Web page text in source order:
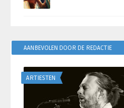
AANBEVOLEN DOOR DE REDACTIE
ARTIESTEN